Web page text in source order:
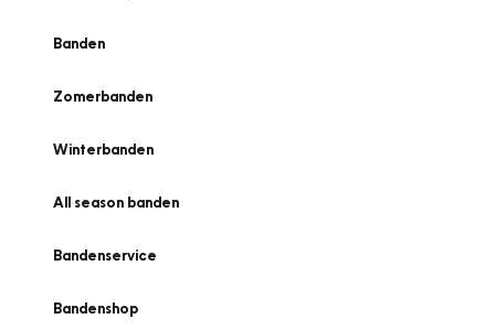
Banden
Zomerbanden
Winterbanden
All season banden
Bandenservice
Bandenshop